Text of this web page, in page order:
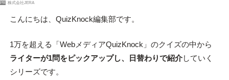
PR 株式会社JERA
こんにちは、QuizKnock編集部です。
1万を超える「WebメディアQuizKnock」のクイズの中から
ライターが1問をピックアップし、日替わりで紹介していく
シリーズです。